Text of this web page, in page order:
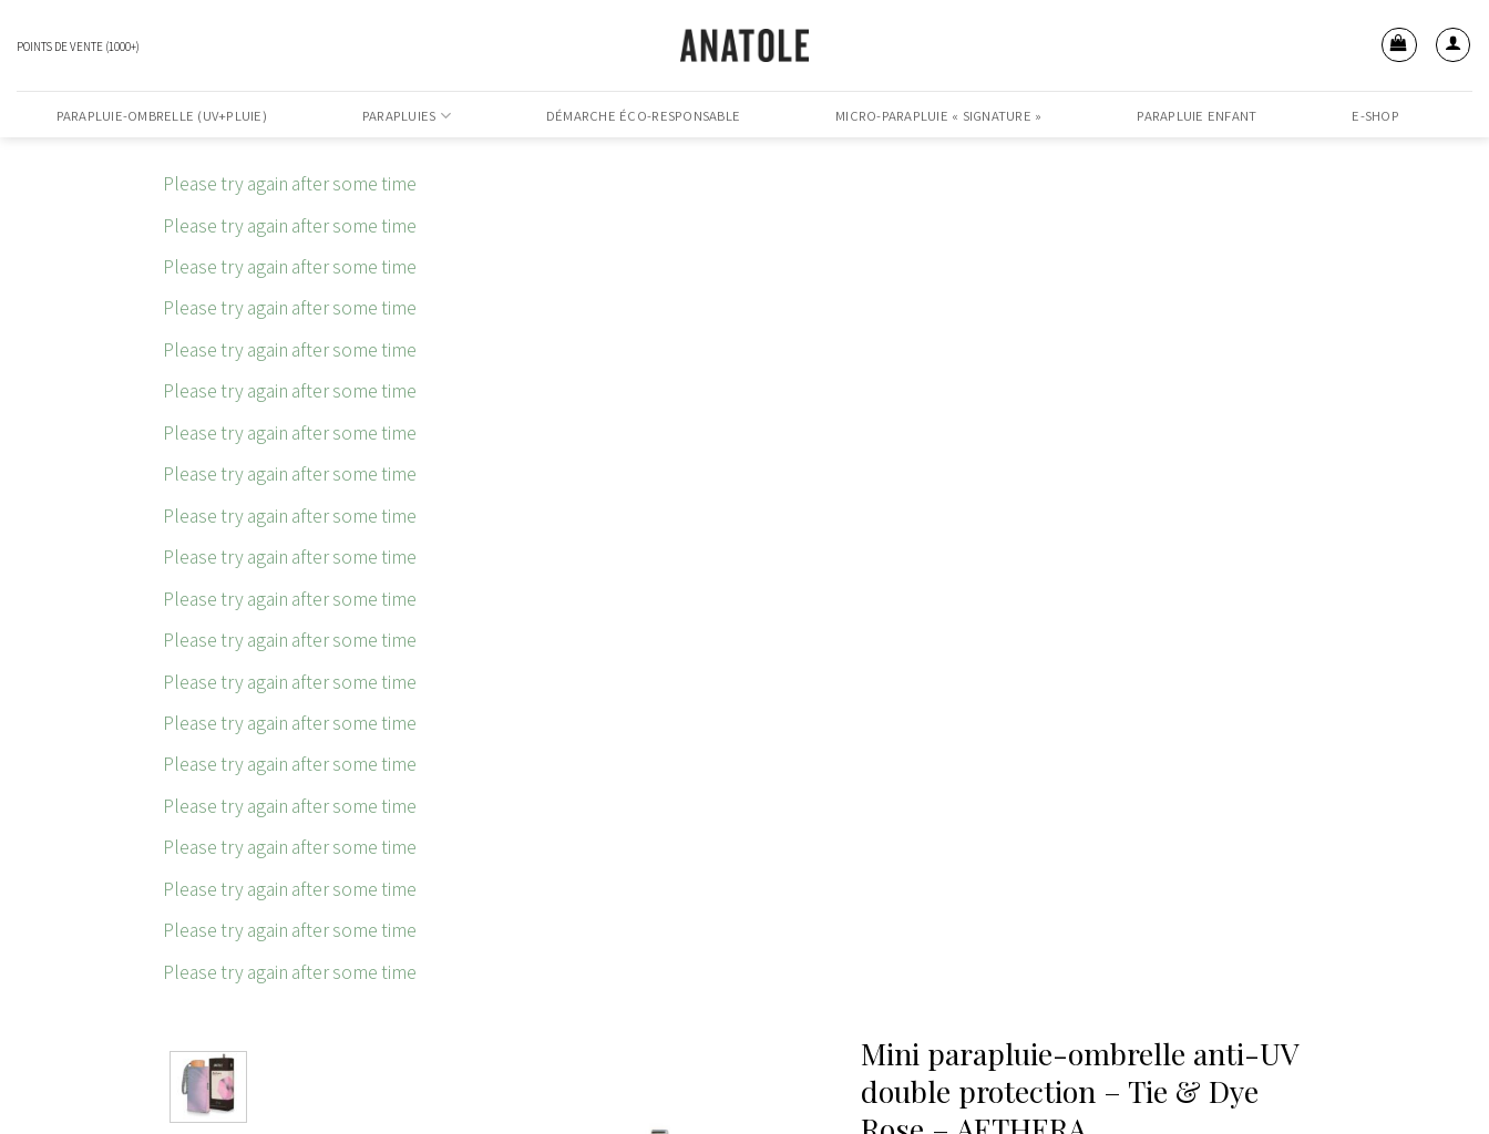
POINTS DE VENTE (1000+)
PARAPLUIE-OMBRELLE (UV+PLUIE) PARAPLUIES DÉMARCHE ÉCO-RESPONSABLE MICRO-PARAPLUIE « SIGNATURE » PARAPLUIE ENFANT E-SHOP
Please try again after some time
Please try again after some time
Please try again after some time
Please try again after some time
Please try again after some time
Please try again after some time
Please try again after some time
Please try again after some time
Please try again after some time
Please try again after some time
Please try again after some time
Please try again after some time
Please try again after some time
Please try again after some time
Please try again after some time
Please try again after some time
Please try again after some time
Please try again after some time
Please try again after some time
Please try again after some time
Mini parapluie-ombrelle anti-UV
double protection – Tie & Dye